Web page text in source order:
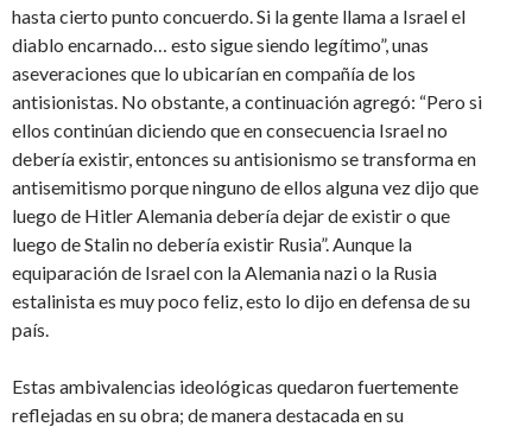
hasta cierto punto concuerdo. Si la gente llama a Israel el
diablo encarnado… esto sigue siendo legítimo”, unas
aseveraciones que lo ubicarían en compañía de los
antisionistas. No obstante, a continuación agregó: “Pero si
ellos continúan diciendo que en consecuencia Israel no
debería existir, entonces su antisionismo se transforma en
antisemitismo porque ninguno de ellos alguna vez dijo que
luego de Hitler Alemania debería dejar de existir o que
luego de Stalin no debería existir Rusia”. Aunque la
equiparación de Israel con la Alemania nazi o la Rusia
estalinista es muy poco feliz, esto lo dijo en defensa de su
país.
Estas ambivalencias ideológicas quedaron fuertemente
reflejadas en su obra; de manera destacada en su